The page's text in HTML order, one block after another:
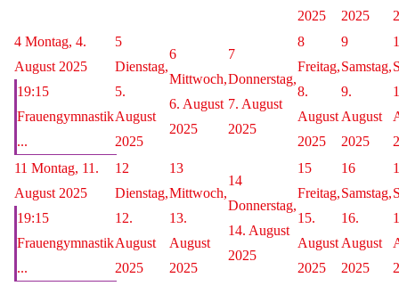
2025
2025
4 Montag, 4.
August 2025
19:15
Frauengymnastik
...
5
Dienstag,
5.
August
2025
6
Mittwoch,
6. August
2025
7
Donnerstag,
7. August
2025
8
Freitag,
8.
August
2025
9
Samstag,
9.
August
2025
11 Montag, 11.
August 2025
19:15
Frauengymnastik
...
12
Dienstag,
12.
August
2025
13
Mittwoch,
13.
August
2025
14
Donnerstag,
14. August
2025
15
Freitag,
15.
August
2025
16
Samstag,
16.
August
2025